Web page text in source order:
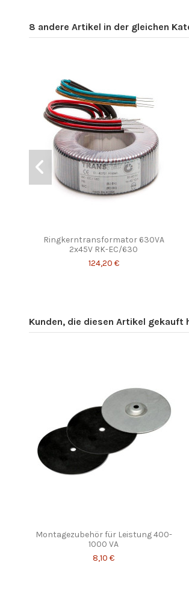
8 andere Artikel in der gleichen
Ringkerntransformator 630VA
2x45V RK-EC/630
124,20 €
Kunden, die diesen Artikel gekauft
Montagezubehör für Leistung 400-
1000 VA
8,10 €